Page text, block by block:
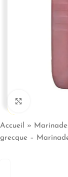
Accueil »
grecque –